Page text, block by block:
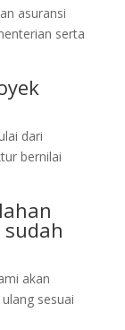
asuransi
serta
dari
bernilai
akan
sesuai